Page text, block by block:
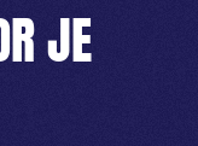
JE